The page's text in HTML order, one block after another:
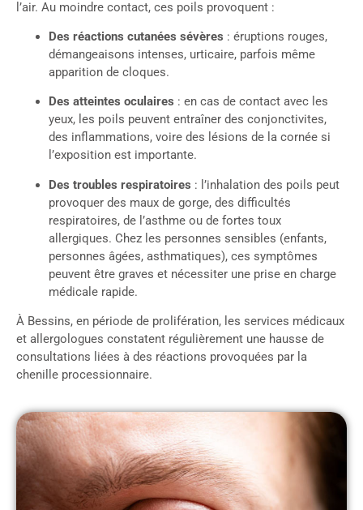
l’air. Au moindre contact, ces poils provoquent :
Des réactions cutanées sévères : éruptions rouges,
démangeaisons intenses, urticaire, parfois même
apparition de cloques.
Des atteintes oculaires : en cas de contact avec les
yeux, les poils peuvent entraîner des conjonctivites,
des inflammations, voire des lésions de la cornée si
l’exposition est importante.
Des troubles respiratoires : l’inhalation des poils peut
provoquer des maux de gorge, des difficultés
respiratoires, de l’asthme ou de fortes toux
allergiques. Chez les personnes sensibles (enfants,
personnes âgées, asthmatiques), ces symptômes
peuvent être graves et nécessiter une prise en charge
médicale rapide.
À Bessins, en période de prolifération, les services médicaux
et allergologues constatent régulièrement une hausse de
consultations liées à des réactions provoquées par la
chenille processionnaire.